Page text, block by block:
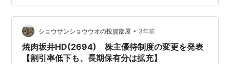
はビビンバ、クッパ、キムチ、明太ポテトサラダを食べ
ました。 一番安いコースにしましたが、食べ放題を楽し
むことができました。 デザートは一人一品だけ注文でき
て、籠盛りふんわりフロマージュにしました。 濃厚で美
味しい…
ショウサンショウウオの投資部屋 • 3年前
焼肉坂井HD(2694) 株主優待制度の変更を発表
【割引率低下も、長期保有分は拡充】